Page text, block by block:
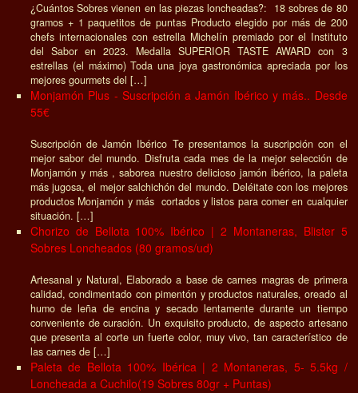
¿Cuántos Sobres vienen en las piezas loncheadas?: 18 sobres de 80
gramos + 1 paquetitos de puntas Producto elegido por más de 200
chefs internacionales con estrella Michelín premiado por el Instituto
del Sabor en 2023. Medalla SUPERIOR TASTE AWARD con 3
estrellas (el máximo) Toda una joya gastronómica apreciada por los
mejores gourmets del […]
Monjamón Plus - Suscripción a Jamón Ibérico y más.. Desde
55€
Suscripción de Jamón Ibérico Te presentamos la suscripción con el
mejor sabor del mundo. Disfruta cada mes de la mejor selección de
Monjamón y más , saborea nuestro delicioso jamón ibérico, la paleta
más jugosa, el mejor salchichón del mundo. Deléitate con los mejores
productos Monjamón y más cortados y listos para comer en cualquier
situación. […]
Chorizo de Bellota 100% Ibérico | 2 Montaneras, Blister 5
Sobres Loncheados (80 gramos/ud)
Artesanal y Natural, Elaborado a base de carnes magras de primera
calidad, condimentado con pimentón y productos naturales, oreado al
humo de leña de encina y secado lentamente durante un tiempo
conveniente de curación. Un exquisito producto, de aspecto artesano
que presenta al corte un fuerte color, muy vivo, tan característico de
las carnes de […]
Paleta de Bellota 100% Ibérica | 2 Montaneras, 5- 5.5kg /
Loncheada a Cuchilo(19 Sobres 80gr + Puntas)